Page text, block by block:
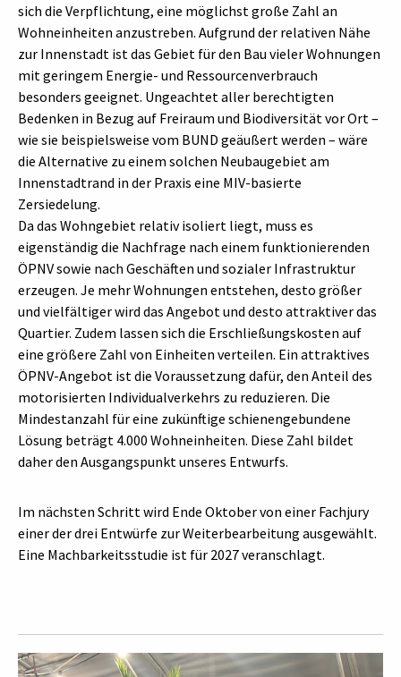
sich die Verpflichtung, eine möglichst große Zahl an
Wohneinheiten anzustreben. Aufgrund der relativen Nähe
zur Innenstadt ist das Gebiet für den Bau vieler Wohnungen
mit geringem Energie- und Ressourcenverbrauch
besonders geeignet. Ungeachtet aller berechtigten
Bedenken in Bezug auf Freiraum und Biodiversität vor Ort –
wie sie beispielsweise vom BUND geäußert werden – wäre
die Alternative zu einem solchen Neubaugebiet am
Innenstadtrand in der Praxis eine MIV-basierte
Zersiedelung.
Da das Wohngebiet relativ isoliert liegt, muss es
eigenständig die Nachfrage nach einem funktionierenden
ÖPNV sowie nach Geschäften und sozialer Infrastruktur
erzeugen. Je mehr Wohnungen entstehen, desto größer
und vielfältiger wird das Angebot und desto attraktiver das
Quartier. Zudem lassen sich die Erschließungskosten auf
eine größere Zahl von Einheiten verteilen. Ein attraktives
ÖPNV-Angebot ist die Voraussetzung dafür, den Anteil des
motorisierten Individualverkehrs zu reduzieren. Die
Mindestanzahl für eine zukünftige schienengebundene
Lösung beträgt 4.000 Wohneinheiten. Diese Zahl bildet
daher den Ausgangspunkt unseres Entwurfs.
Im nächsten Schritt wird Ende Oktober von einer Fachjury
einer der drei Entwürfe zur Weiterbearbeitung ausgewählt.
Eine Machbarkeitsstudie ist für 2027 veranschlagt.